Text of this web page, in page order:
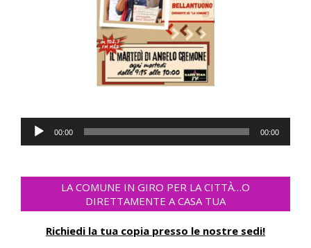
Audio
Player
00:00 00:00
LA COMUNE IN GIRO PER LA CITTÀ…O
DIRETTAMENTE A CASA TUA
Richiedi la tua copia presso le nostre sedi!